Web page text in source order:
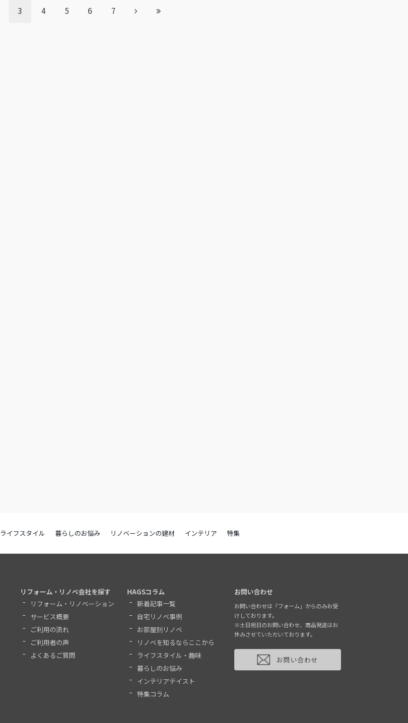
3 4 5 6 7
ライフスタイル 暮らしのお悩み リノベーションの建材 インテリア 特集
リフォーム・リノベ会社を探す
リフォーム・リノベーション
サービス概要
ご利用の流れ
ご利用者の声
よくあるご質問
HAGSコラム
新着記事一覧
自宅リノベ事例
お部屋別リノベ
リノベを知るならここから
ライフスタイル・趣味
暮らしのお悩み
インテリアテイスト
特集コラム
お問い合わせ
お問い合わせは「フォーム」からのみお受
けしております。
※土日祝日のお問い合わせ、商品発送はお
休みさせていただいております。
お問い合わせ